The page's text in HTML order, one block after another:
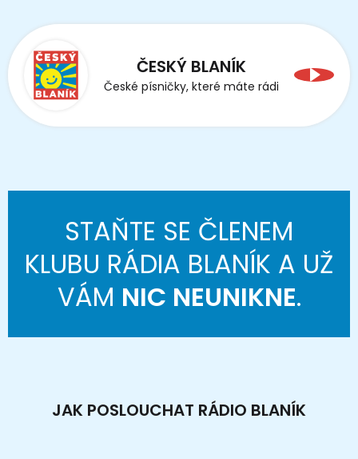
ČESKÝ BLANÍK
České písničky, které máte rádi
STAŇTE SE ČLENEM
KLUBU RÁDIA BLANÍK A UŽ
VÁM NIC NEUNIKNE.
JAK POSLOUCHAT RÁDIO BLANÍK